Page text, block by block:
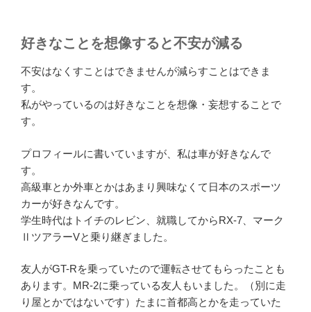
好きなことを想像すると不安が減る
不安はなくすことはできませんが減らすことはできま
す。
私がやっているのは好きなことを想像・妄想することで
す。
プロフィールに書いていますが、私は車が好きなんで
す。
高級車とか外車とかはあまり興味なくて日本のスポーツ
カーが好きなんです。
学生時代はトイチのレビン、就職してからRX-7、マーク
ⅡツアラーVと乗り継ぎました。
友人がGT-Rを乗っていたので運転させてもらったことも
あります。MR-2に乗っている友人もいました。（別に走
り屋とかではないです）たまに首都高とかを走っていた